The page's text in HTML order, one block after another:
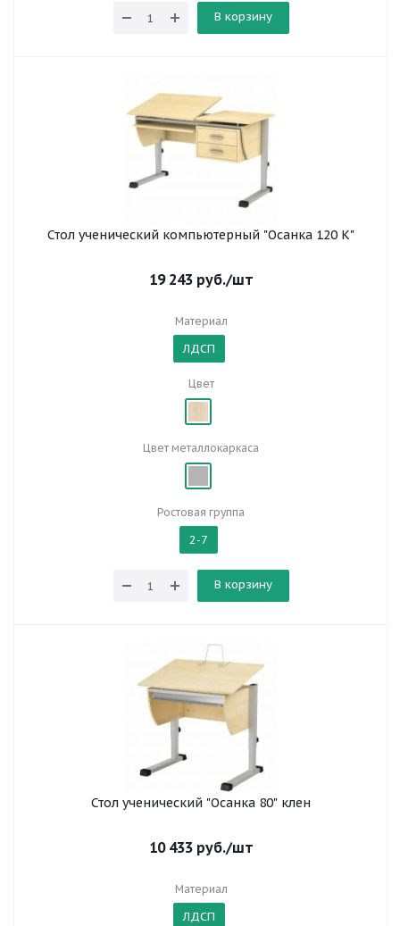
В корзину
Стол ученический компьютерный "Осанка 120 К"
19 243руб./шт
Материал
ЛДСП
Цвет
Цвет металлокаркаса
Ростовая группа
2-7
В корзину
Стол ученический "Осанка 80" клен
10 433руб./шт
Материал
ЛДСП